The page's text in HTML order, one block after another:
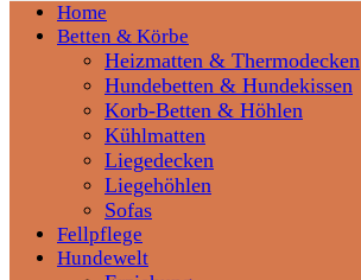
Home
Betten & Körbe
Heizmatten & Thermodecken
Hundebetten & Hundekissen
Korb-Betten & Höhlen
Kühlmatten
Liegedecken
Liegehöhlen
Sofas
Fellpflege
Hundewelt